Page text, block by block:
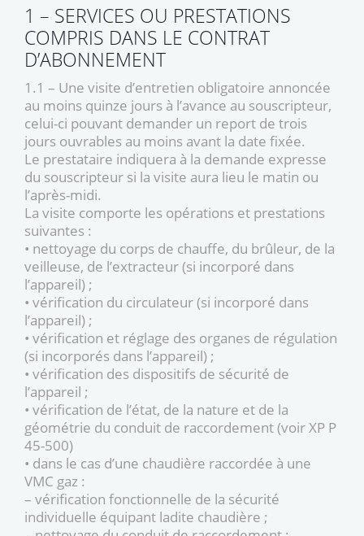
1 – SERVICES OU PRESTATIONS
COMPRIS DANS LE CONTRAT
D’ABONNEMENT
1.1 – Une visite d’entretien obligatoire annoncée
au moins quinze jours à l’avance au souscripteur,
celui-ci pouvant demander un report de trois
jours ouvrables au moins avant la date fixée.
Le prestataire indiquera à la demande expresse
du souscripteur si la visite aura lieu le matin ou
l’après-midi.
La visite comporte les opérations et prestations
suivantes :
• nettoyage du corps de chauffe, du brûleur, de la
veilleuse, de l’extracteur (si incorporé dans
l’appareil) ;
• vérification du circulateur (si incorporé dans
l’appareil) ;
• vérification et réglage des organes de régulation
(si incorporés dans l’appareil) ;
• vérification des dispositifs de sécurité de
l’appareil ;
• vérification de l’état, de la nature et de la
géométrie du conduit de raccordement (voir XP P
45-500)
• dans le cas d’une chaudière raccordée à une
VMC gaz :
– vérification fonctionnelle de la sécurité
individuelle équipant ladite chaudière ;